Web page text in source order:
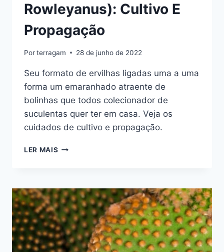
Rowleyanus): Cultivo E
Propagação
Porterragam 28 de junho de 2022
Seu formato de ervilhas ligadas uma a uma
forma um emaranhado atraente de
bolinhas que todos colecionador de
suculentas quer ter em casa. Veja os
cuidados de cultivo e propagação.
LER MAIS SUCULENTA
(CURIO
ROWLEYANUS):
CULTIVO
E
PROPAGAÇÃO